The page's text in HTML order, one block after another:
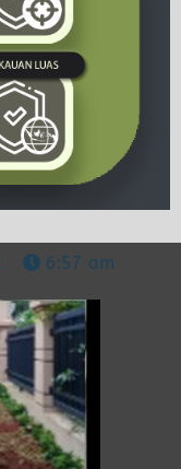
6:57 am